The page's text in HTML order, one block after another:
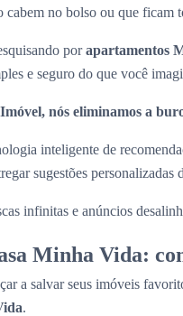
cabem no bolso ou que ficam
porapartamentos
e seguro do que você
nós eliminamos a
inteligente de
sugestões personalizadas
infinitas e anúncios
Minha Vida:
a salvar seus imóveis
.